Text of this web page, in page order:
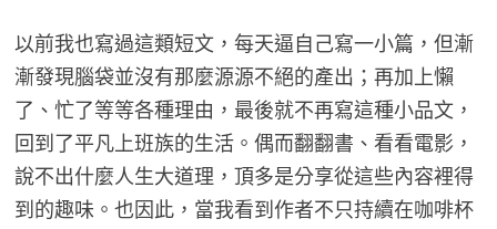
以前我也寫過這類短文，每天逼自己寫一小篇，但漸
漸發現腦袋並沒有那麼源源不絕的產出；再加上懶
了、忙了等等各種理由，最後就不再寫這種小品文，
回到了平凡上班族的生活。偶而翻翻書、看看電影，
說不出什麼人生大道理，頂多是分享從這些內容裡得
到的趣味。也因此，當我看到作者不只持續在咖啡杯